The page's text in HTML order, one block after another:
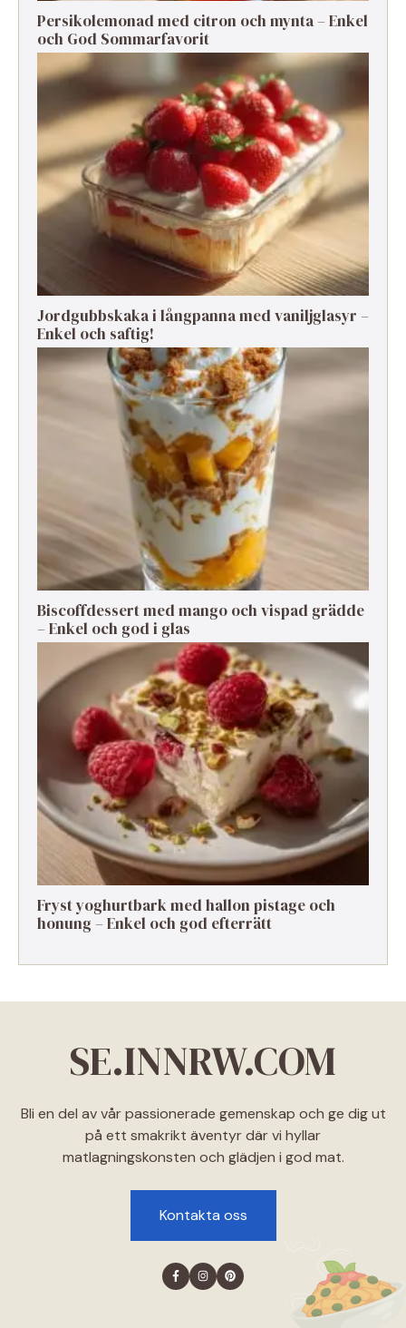
Persikolemonad med citron och mynta – Enkel
och God Sommarfavorit
Jordgubbskaka i långpanna med vaniljglasyr –
Enkel och saftig!
Biscoffdessert med mango och vispad grädde
– Enkel och god i glas
Fryst yoghurtbark med hallon pistage och
honung – Enkel och god efterrätt
SE.INNRW.COM
Bli en del av vår passionerade gemenskap och ge dig ut
på ett smakrikt äventyr där vi hyllar
matlagningskonsten och glädjen i god mat.
Kontakta oss